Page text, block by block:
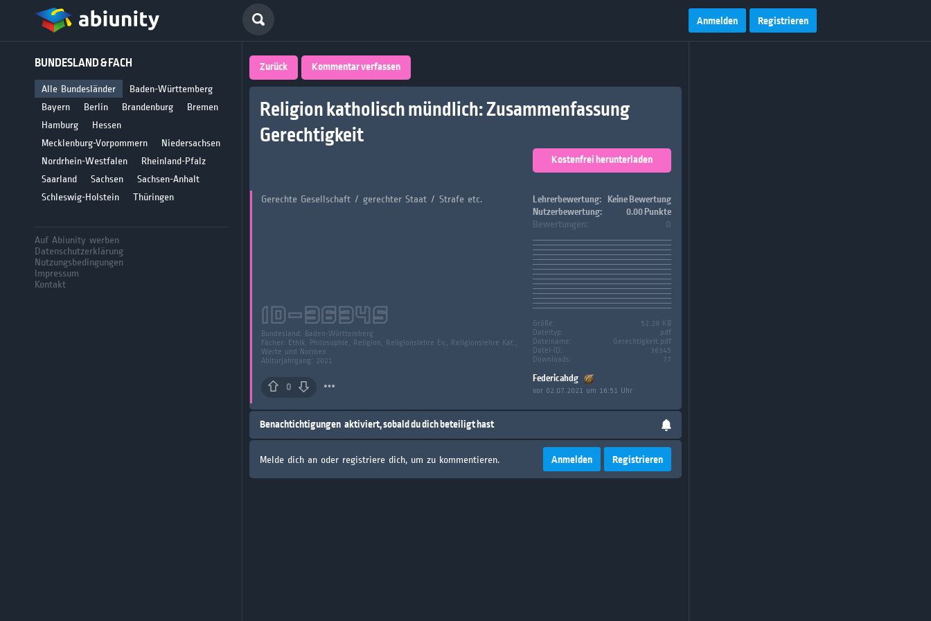
Anmelden Registrieren
BUNDESLAND & FACH
Alle Bundesländer
Baden-Württemberg
Bayern
Berlin Brandenburg
Bremen
Hamburg
Hessen
Mecklenburg-Vorpommern
Niedersachsen
Nordrhein-Westfalen
Rheinland-Pfalz
Saarland
Sachsen
Sachsen-Anhalt
Schleswig-Holstein
Thüringen
Auf Abiunity werben
Datenschutzerklärung
Nutzungsbedingungen
Impressum
Kontakt
Deutschlands
größte Plattform
für Abiturienten
Zurück Kommentar verfassen
Religion katholisch mündlich: Zusammenfassung
Gerechtigkeit
Kostenfrei herunterladen
Lehrerbewertung: Keine Bewertung
Nutzerbewertung:
0.00 Punkte
Bewertungen: 0
Größe:
52.29 KB
Dateityp:
pdf
Dateiname:
Gerechtigkeit.pdf
Datei-ID:
36345
Downloads:
77
Federicahdg
vor 02.07.2021 um 16:51 Uhr
Gerechte Gesellschaft / gerechter Staat / Strafe etc.
ID-36345
Bundesland: Baden-Württemberg
Fächer: Ethik, Philosophie, Religion, Religionslehre Ev., Religionslehre Kat.,
Werte und Normen
Abiturjahrgang: 2021
0
Benachtichtigungen aktiviert, sobald du dich beteiligt hast
Melde dich an oder registriere dich, um zu kommentieren. Anmelden Registrieren